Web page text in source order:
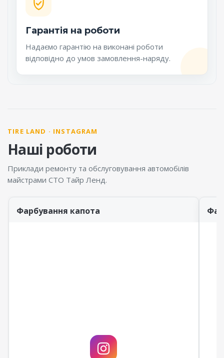
Гарантія на роботи
Надаємо гарантію на виконані роботи
відповідно до умов замовлення-наряду.
TIRE LAND · INSTAGRAM
Наші роботи
Приклади ремонту та обслуговування автомобілів
майстрами СТО Тайр Ленд.
Фарбування капота